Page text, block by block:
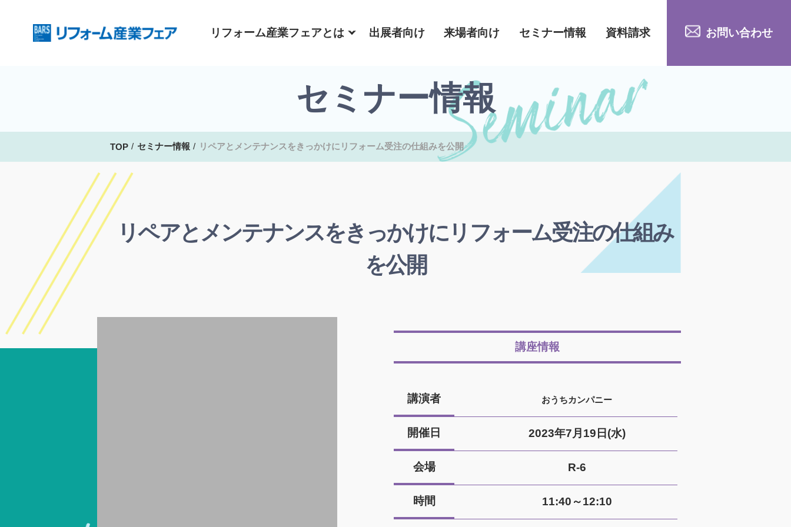
リフォーム産業フェアとは 出展者向け 来場者向け セミナー情報 資料請求 お問い合わせ
セミナー情報
TOP セミナー情報 リペアとメンテナンスをきっかけにリフォーム受注の仕組みを公開
リペアとメンテナンスをきっかけにリフォーム受注の仕組み
を公開
講座情報
講演者 おうちカンパニー
開催日 2023年7月19日(水)
会場 R-6
時間 11:40～12:10